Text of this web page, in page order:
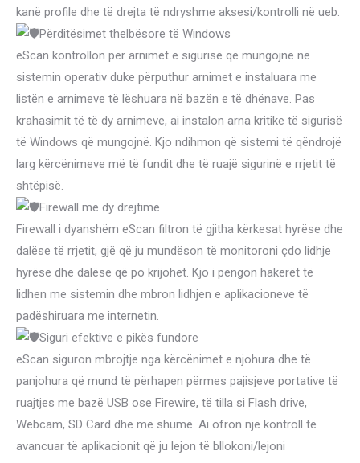
kanë profile dhe të drejta të ndryshme aksesi/kontrolli në ueb.
Përditësimet thelbësore të Windows
eScan kontrollon për arnimet e sigurisë që mungojnë në
sistemin operativ duke përputhur arnimet e instaluara me
listën e arnimeve të lëshuara në bazën e të dhënave. Pas
krahasimit të të dy arnimeve, ai instalon arna kritike të sigurisë
të Windows që mungojnë. Kjo ndihmon që sistemi të qëndrojë
larg kërcënimeve më të fundit dhe të ruajë sigurinë e rrjetit të
shtëpisë.
Firewall me dy drejtime
Firewall i dyanshëm eScan filtron të gjitha kërkesat hyrëse dhe
dalëse të rrjetit, gjë që ju mundëson të monitoroni çdo lidhje
hyrëse dhe dalëse që po krijohet. Kjo i pengon hakerët të
lidhen me sistemin dhe mbron lidhjen e aplikacioneve të
padëshiruara me internetin.
Siguri efektive e pikës fundore
eScan siguron mbrojtje nga kërcënimet e njohura dhe të
panjohura që mund të përhapen përmes pajisjeve portative të
ruajtjes me bazë USB ose Firewire, të tilla si Flash drive,
Webcam, SD Card dhe më shumë. Ai ofron një kontroll të
avancuar të aplikacionit që ju lejon të bllokoni/lejoni